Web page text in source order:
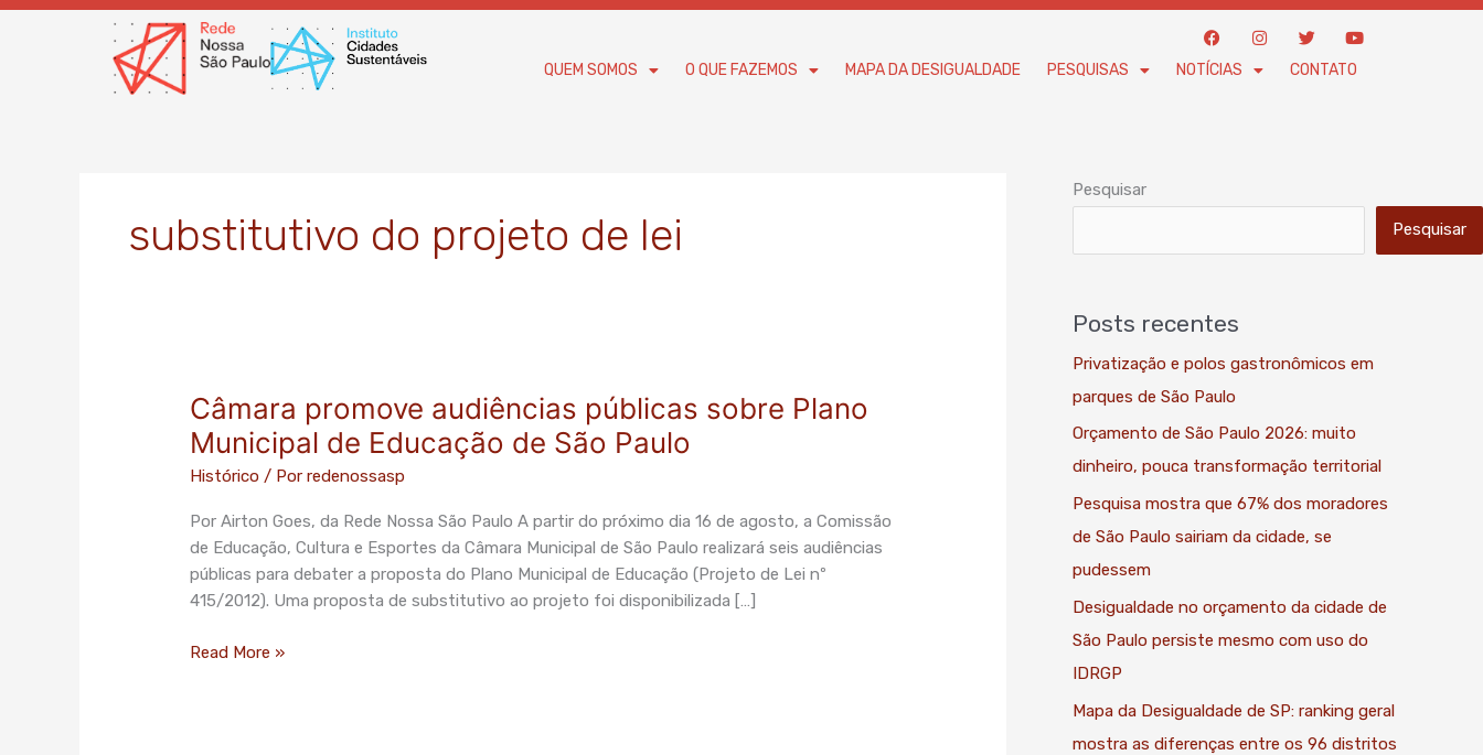
Ir
F
a
c
e
I
n
t
T
w
i
t
Y
o
u
t
QUEM SOMOS O QUE FAZEMOS MAPA DA DESIGUALDADE PESQUISAS NOTÍCIAS CONTATO
substitutivo do projeto de lei
Câmara promove audiências públicas sobre Plano
Municipal de Educação de São Paulo
Histórico / Porredenossasp
Por Airton Goes, da Rede Nossa São Paulo A partir do próximo dia 16 de agosto, a Comissão
de Educação, Cultura e Esportes da Câmara Municipal de São Paulo realizará seis audiências
públicas para debater a proposta do Plano Municipal de Educação (Projeto de Lei nº
415/2012). Uma proposta de substitutivo ao projeto foi disponibilizada […]
Câmara
promove
audiências
públicas
de
Educação
de
Read More »
Pesquisar
Pesquisar
Posts recentes
Privatização e polos gastronômicos em
parques de São Paulo
Orçamento de São Paulo 2026: muito
dinheiro, pouca transformação territorial
Pesquisa mostra que 67% dos moradores
de São Paulo sairiam da cidade, se
pudessem
Desigualdade no orçamento da cidade de
São Paulo persiste mesmo com uso do
IDRGP
Mapa da Desigualdade de SP: ranking geral
mostra as diferenças entre os 96 distritos